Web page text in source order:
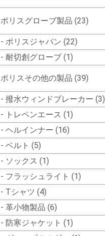
ポリスグローブ製品 (23)
ポリスジャパン (22)
耐切創グローブ (1)
ポリスその他の製品 (39)
撥水ウィンドブレーカー (3)
トレペンエース (1)
ヘルインナー (16)
ベルト (5)
ソックス (1)
フラッシュライト (1)
Tシャツ (4)
革小物製品 (6)
防寒ジャケット (1)